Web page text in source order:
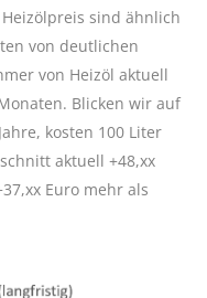
sind ähnlich
von deutlichen
von Heizöl aktuell
Blicken wir auf
kosten 100 Liter
aktuell +48,xx
Euro mehr als